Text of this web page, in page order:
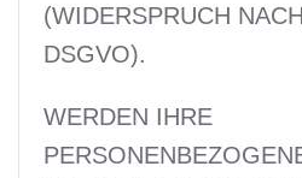
(WIDERSPRUCH
DSGVO).
WERDEN IHRE